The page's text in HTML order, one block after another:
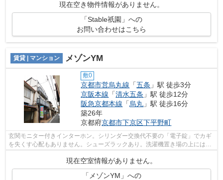
現在空き物件情報がありません。
「Stable祇園」への
お問い合わせはこちら
賃貸 | マンション メゾンYM
敷0
京都市営烏丸線 「五条 」駅 徒歩3分
京阪本線 「清水五条 」駅 徒歩12分
阪急京都本線 「烏丸 」駅 徒歩16分
築26年
京都府京都市下京区下平野町
玄関モニター付きインターホン。シリンダー交換代不要の「電子錠」でカギ
を失くす心配もありません。シューズラックあり。洗濯機置き場の上には、
壁掛けの棚が設置され洗剤などを綺麗...
現在空室情報がありません。
「メゾンYM」への